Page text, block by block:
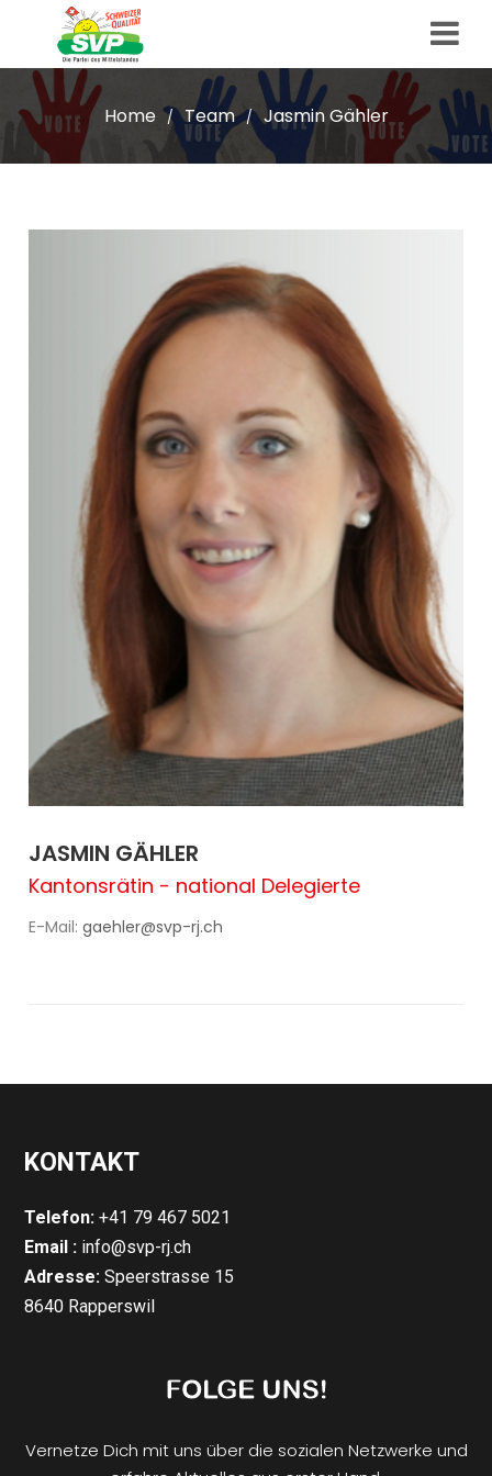
Home / Team / Jasmin Gähler
JASMIN GÄHLER
Kantonsrätin - national Delegierte
E-Mail:gaehler@svp-rj.ch
KONTAKT
Telefon: +41 79 467 5021
Email : info@svp-rj.ch
Adresse: Speerstrasse 15
8640 Rapperswil
Vernetze Dich mit uns über die sozialen Netzwerke und